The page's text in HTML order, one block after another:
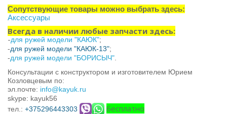
Сопутствующие товары можно выбрать здесь:
Аксессуары
Всегда в наличии любые запчасти здесь:
-для ружей модели "КАЮК";
-для ружей модели "КАЮК-13";
-для ружей модели "БОРИСЫЧ"
Консультации с конструктором и изготовителем Юрием
Козловцевым по:
эл.почте: info@kayuk.ru
skype: kayuk56
тел.: +375296443303 бесплатно